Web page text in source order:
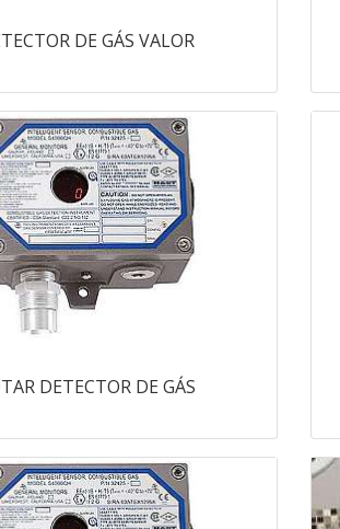
DE GÁS VALOR
DETECTOR DE GÁS